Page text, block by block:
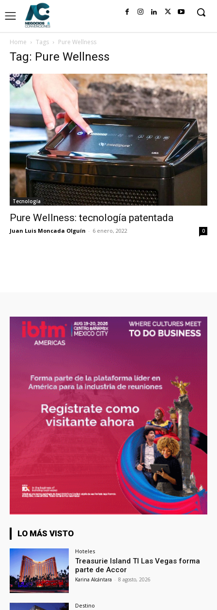
Home Tags Pure Wellness
Tag: Pure Wellness
Tecnología
Pure Wellness: tecnología patentada
Juan Luis Moncada Olguín - 6 enero, 2022 0
LO MÁS VISTO
Hoteles
Treasurie Island TI Las Vegas forma
parte de Accor
Karina Alcántara - 8 agosto, 2026
Destino